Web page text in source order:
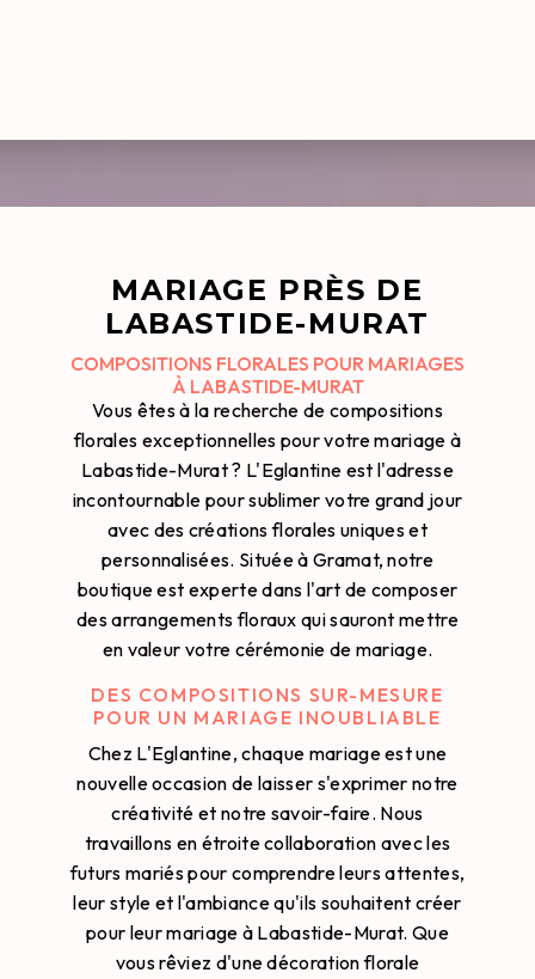
MARIAGE PRÈS DE
LABASTIDE-MURAT
COMPOSITIONS FLORALES POUR MARIAGES
À LABASTIDE-MURAT
Vous êtes à la recherche de compositions
florales exceptionnelles pour votre mariage à
Labastide-Murat ? L'Eglantine est l'adresse
incontournable pour sublimer votre grand jour
avec des créations florales uniques et
personnalisées. Située à Gramat, notre
boutique est experte dans l'art de composer
des arrangements floraux qui sauront mettre
en valeur votre cérémonie de mariage.
DES COMPOSITIONS SUR-MESURE
POUR UN MARIAGE INOUBLIABLE
Chez L'Eglantine, chaque mariage est une
nouvelle occasion de laisser s'exprimer notre
créativité et notre savoir-faire. Nous
travaillons en étroite collaboration avec les
futurs mariés pour comprendre leurs attentes,
leur style et l'ambiance qu'ils souhaitent créer
pour leur mariage à Labastide-Murat. Que
vous rêviez d'une décoration florale